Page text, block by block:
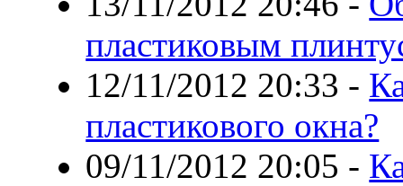
пластиковым
12/11/2012 20:33 -
пластикового окна?
09/11/2012 20:05 -